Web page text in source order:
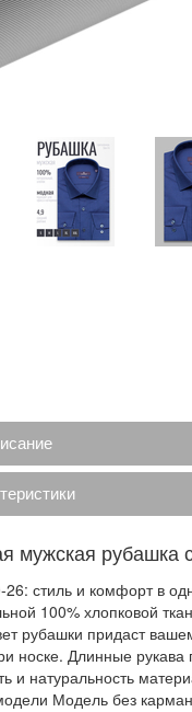
мужская рубашка
стиль и комфорт в
100% хлопковой
рубашки придаст
носке. Длинные рукава
и натуральность
Модель без